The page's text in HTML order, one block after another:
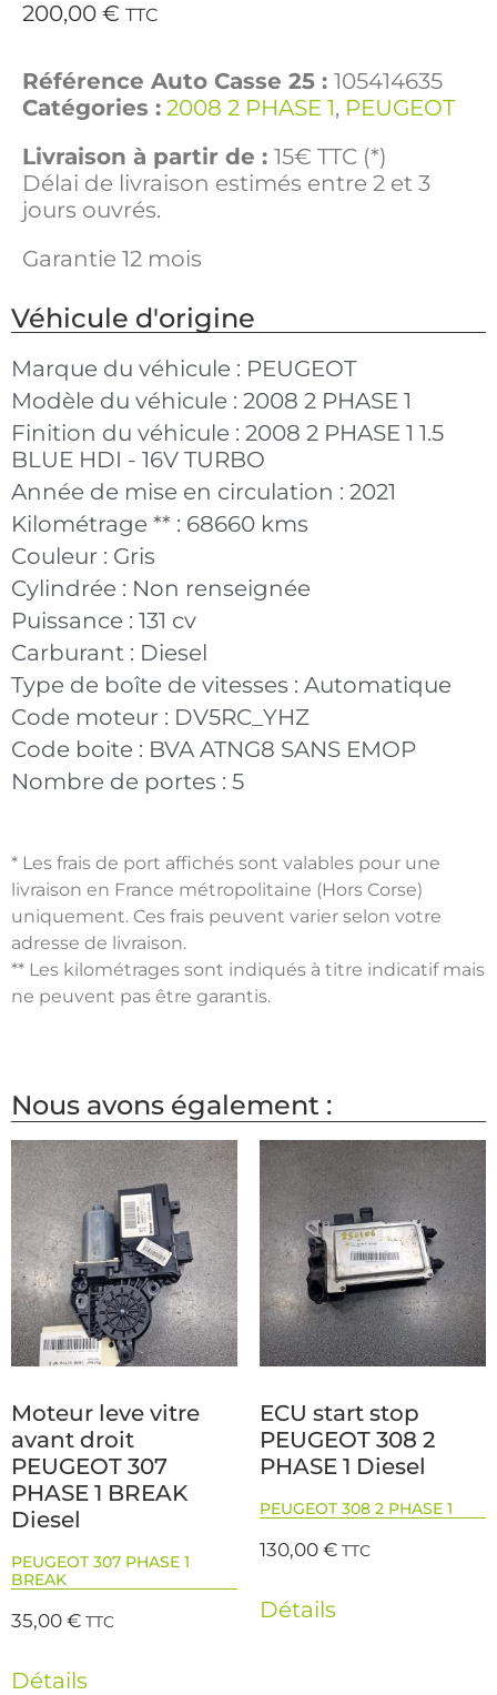
200,00 € TTC
Référence Auto Casse 25 : 105414635
Catégories : 2008 2 PHASE 1, PEUGEOT
Livraison à partir de : 15€ TTC (*)
Délai de livraison estimés entre 2 et 3
jours ouvrés.
Garantie 12 mois
Véhicule d'origine
Marque du véhicule : PEUGEOT
Modèle du véhicule : 2008 2 PHASE 1
Finition du véhicule : 2008 2 PHASE 1 1.5
BLUE HDI - 16V TURBO
Année de mise en circulation : 2021
Kilométrage ** : 68660 kms
Couleur : Gris
Cylindrée : Non renseignée
Puissance : 131 cv
Carburant : Diesel
Type de boîte de vitesses : Automatique
Code moteur : DV5RC_YHZ
Code boite : BVA ATNG8 SANS EMOP
Nombre de portes : 5
* Les frais de port affichés sont valables pour une
livraison en France métropolitaine (Hors Corse)
uniquement. Ces frais peuvent varier selon votre
adresse de livraison.
** Les kilométrages sont indiqués à titre indicatif mais
ne peuvent pas être garantis.
Nous avons également :
Moteur leve vitre
avant droit
PEUGEOT 307
PHASE 1 BREAK
Diesel
PEUGEOT 307 PHASE 1
BREAK
35,00€ TTC
Détails
ECU start stop
PEUGEOT 308 2
PHASE 1 Diesel
PEUGEOT 308 2 PHASE 1
130,00€ TTC
Détails